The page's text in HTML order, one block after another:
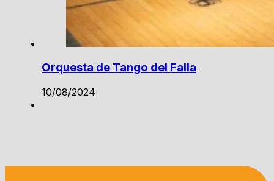
Orquesta de Tango del Falla
10/08/2024